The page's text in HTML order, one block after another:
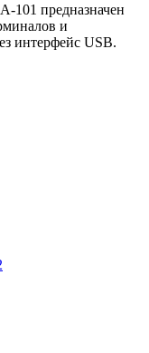
101 предназначен
и
интерфейс USB.